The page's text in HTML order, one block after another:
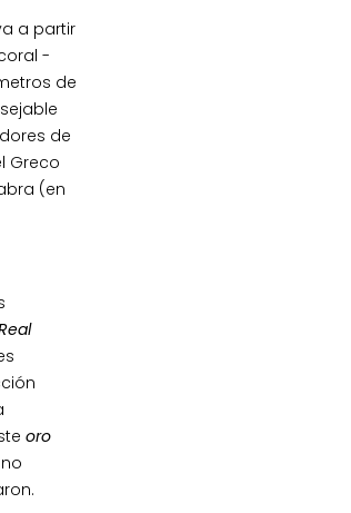
a partir
-
de
de
Greco
(en
oro